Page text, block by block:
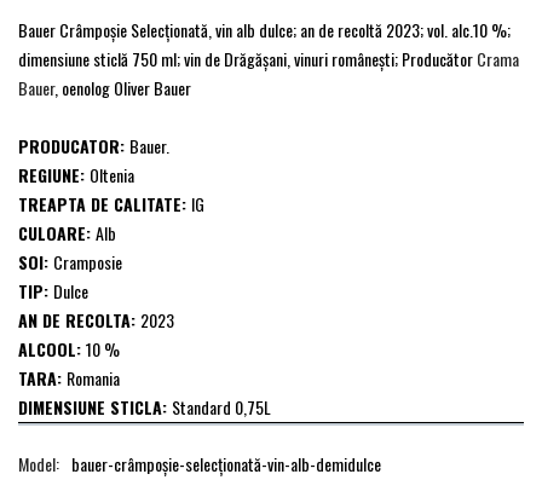
Bauer Crâmpoşie Selecţionată, vin alb dulce; an de recoltă 2023; vol. alc.10 %;
dimensiune sticlă 750 ml; vin de Drăgăşani, vinuri româneşti; ProducătorCrama
Bauer, oenolog Oliver Bauer
PRODUCATOR: Bauer.
REGIUNE: Oltenia
TREAPTA DE CALITATE: IG
CULOARE:Alb
SOI: Cramposie
TIP: Dulce
AN DE RECOLTA: 2023
ALCOOL:10 %
TARA: Romania
DIMENSIUNE STICLA: Standard 0,75L
Model: bauer-crâmpoșie-selecționată-vin-alb-demidulce